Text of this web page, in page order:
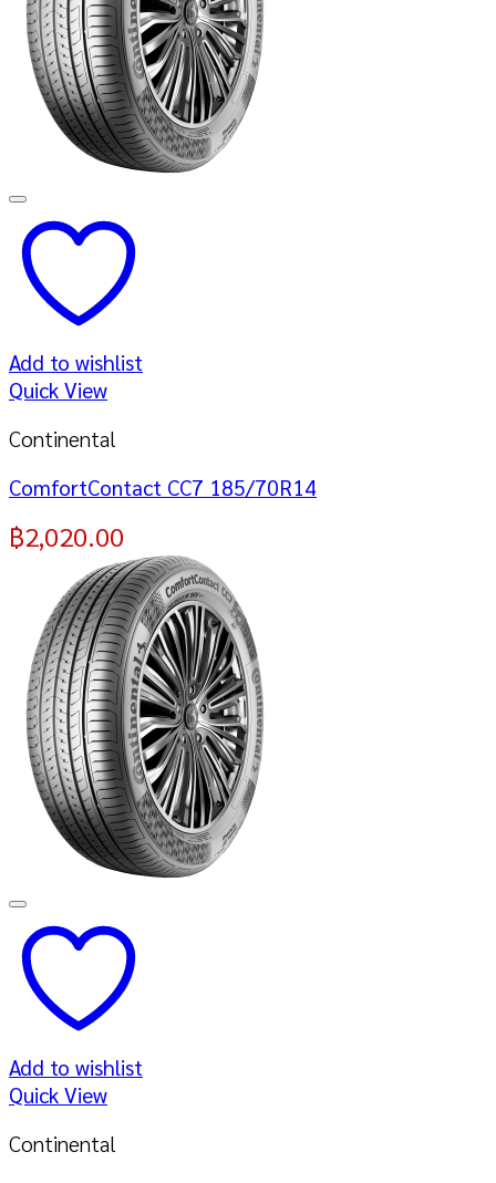
Add to wishlist
Quick View
Continental
ComfortContact CC7 185/70R14
฿2,020.00
Add to wishlist
Quick View
Continental